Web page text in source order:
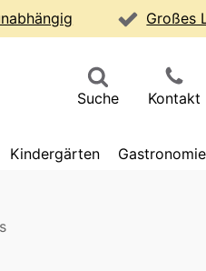
Großes
Suche Kontakt
Kindergärten Gastronomie